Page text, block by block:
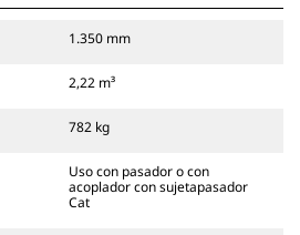
seguridad de los accesorios con
pestillo secundario del acoplador,
operador.
Cat son compatibles con las
Excavadoras de Cadenas 311-352 y
1.350 mm
2,22 m³
782 kg
Uso con pasador o con
acoplador con sujetapasador
Cat